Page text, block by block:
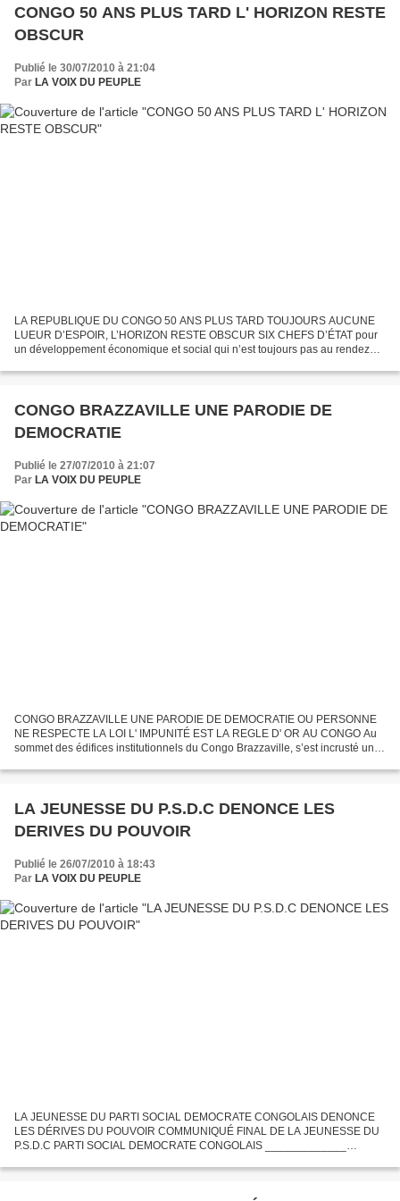
CONGO 50 ANS PLUS TARD L' HORIZON RESTE
OBSCUR
Publié le 30/07/2010 à 21:04
Par LA VOIX DU PEUPLE
LA REPUBLIQUE DU CONGO 50 ANS PLUS TARD TOUJOURS AUCUNE
LUEUR D’ESPOIR, L’HORIZON RESTE OBSCUR SIX CHEFS D’ÉTAT pour
un développement économique et social qui n’est toujours pas au rendez
CONGO BRAZZAVILLE UNE PARODIE DE
DEMOCRATIE
Publié le 27/07/2010 à 21:07
Par LA VOIX DU PEUPLE
CONGO BRAZZAVILLE UNE PARODIE DE DEMOCRATIE OU PERSONNE
NE RESPECTE LA LOI L' IMPUNITÉ EST LA REGLE D' OR AU CONGO Au
sommet des édifices institutionnels du Congo Brazzaville, s’est incrusté un
LA JEUNESSE DU P.S.D.C DENONCE LES
DERIVES DU POUVOIR
Publié le 26/07/2010 à 18:43
Par LA VOIX DU PEUPLE
LA JEUNESSE DU PARTI SOCIAL DEMOCRATE CONGOLAIS DENONCE
LES DÉRIVES DU POUVOIR COMMUNIQUÉ FINAL DE LA JEUNESSE DU
P.S.D.C PARTI SOCIAL DEMOCRATE CONGOLAIS _____________
SOCIAL DEMOCRATE CONGOLAIS...